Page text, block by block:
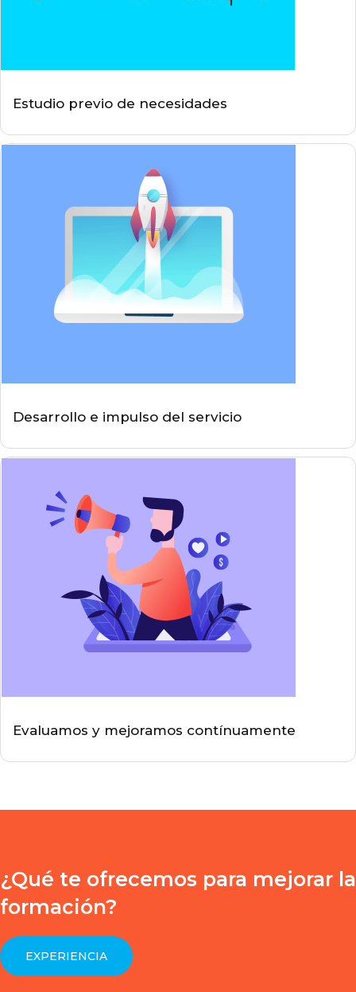
Estudio previo de necesidades
Desarrollo e impulso del servicio
Evaluamos y mejoramos contínuamente
¿Qué te ofrecemos para mejorar la
formación?
EXPERIENCIA